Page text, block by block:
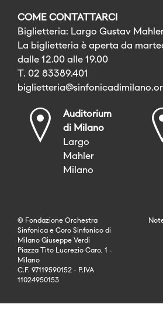
COME CONTATTARCI
Biglietteria: Largo Gustav
La biglietteria è aperta da
dalle 12.00 alle 19.00
T. 02 83389.401
Auditorium
di Milano
Largo
Mahler
Milano
© Fondazione Orchestra
Sinfonica e Coro Sinfonico di
Milano Giuseppe Verdi
Piazza Tito Lucrezio Caro, 1 -
Milano
C.F. 97119590152 - P.IVA
11024950153